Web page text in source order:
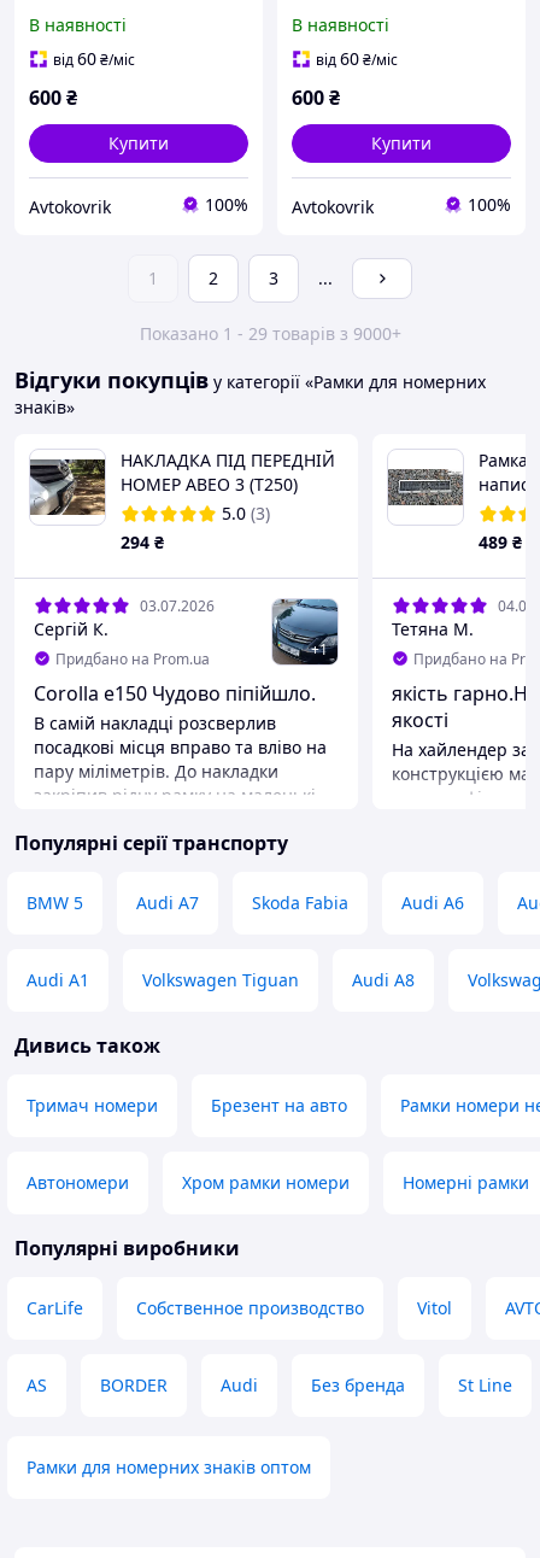
Номерні рамки
нержавійка
В наявності
від60₴/міс
600₴
Купити
Avtokovrik 100%
Номерні рамки
нержавійка
В наявності
від60₴/міс
600₴
Купити
Avtokovrik 100%
1 2 3 ...
Показано 1 - 29 товарів з 9000+
Відгуки покупців у категорії «Рамки для номерних
знаків»
НАКЛАДКА ПІД ПЕРЕДНІЙ
НОМЕР АВЕО 3 (T250)
5.0 (3)
294 ₴
03.07.2026
Сергій К.
Придбано на Prom.ua +1
Corolla e150 Чудово піпійшло.
В самій накладці розсверлив
посадкові місця вправо та вліво на
пару міліметрів. До накладки
закріпив рідну рамку на маленькі
Рамка
489 ₴
Тетяна М.
Придбано на
якість
якості
На хайлендер
конструкцією
важка
Популярні серії транспорту
BMW 5 Audi A7 Skoda Fabia Audi A6
Audi A1 Volkswagen Tiguan Audi A8
Дивись також
Тримач номери Брезент на авто Рамки номери
Автономери Хром рамки номери Номерні рамки
Популярні виробники
CarLife Собственное производство Vitol
AS BORDER Audi Без бренда St Line
Рамки для номерних знаків оптом